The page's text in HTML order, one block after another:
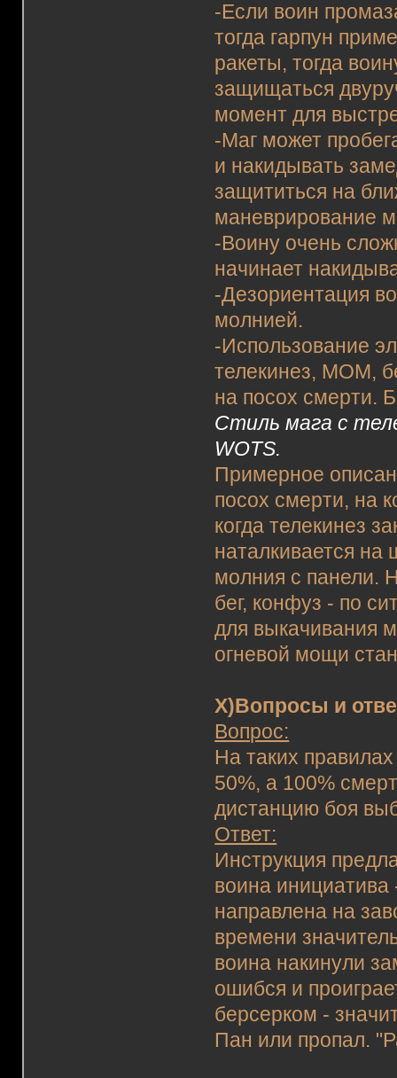
-Если воин
тогда гарпун
ракеты, тогда
защищаться
момент для
-Маг может
и накидывать
защититься на
маневрирование
-Воину очень
начинает
-Дезориентация
молнией.
-Использование
телекинез, МОМ,
на посох смерти.
Стиль мага с
WOTS.
Примерное
посох смерти, на
когда телекинез
наталкивается
молния с панели.
бег, конфуз - по
для выкачивания
огневой мощи
X)Вопросы и
Вопрос:
На таких
50%, а 100%
дистанцию боя
Ответ:
Инструкция
воина инициатива
направлена на
времени
воина накинули
ошибся и
берсерком -
Пан или пропал.